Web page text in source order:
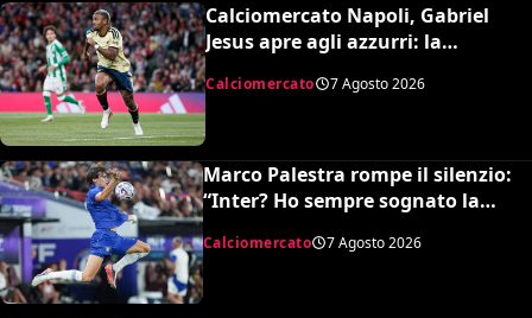
Calciomercato Napoli, Gabriel
Jesus apre agli azzurri: la
Calciomercato 7 Agosto 2026
Marco Palestra rompe il silenzio:
“Inter? Ho sempre sognato la
Premier League e il Chelsea”
Calciomercato 7 Agosto 2026